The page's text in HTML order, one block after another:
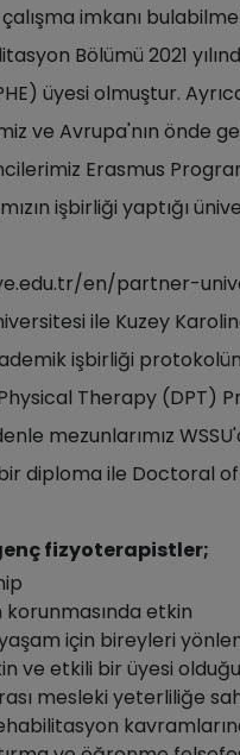
imkanı
Bölümü 2021
üyesi olmuştur.
ve Avrupa'nın önde
Erasmus
işbirliği yaptığı
en/partner-
ile Kuzey
işbirliği
Therapy (DPT)
mezunlarımız
diploma ile Doctoral
fizyoterapistler;
korunmasında etkin
için bireyleri
ve etkili bir üyesi
mesleki yeterliliğe